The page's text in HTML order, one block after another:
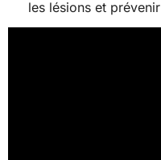
les lésions et